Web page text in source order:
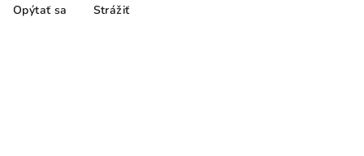
Opýtať sa Strážiť